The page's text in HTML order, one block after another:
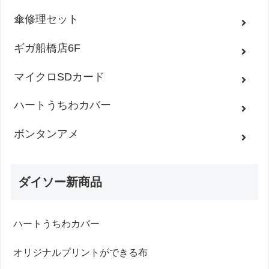
傘修理セット
ギガ船橋店6F
マイクロSDカード
ハートうちわカバー
ボンタンアメ
ダイソー新商品
ハートうちわカバー
オリジナルプリントができる布